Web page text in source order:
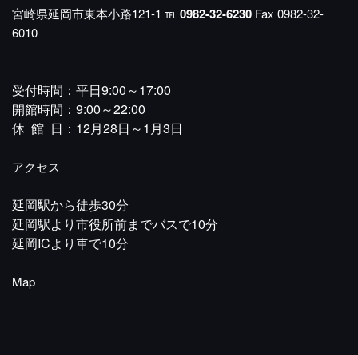
宮崎県延岡市東本小路121-1 ℡0982-32-6230 Fax 0982-32-
6010
受付時間：平日9:00～17:00
開館時間：9:00～22:00
休 館 日：12月28日～1月3日
アクセス
延岡駅から徒歩30分
延岡駅より市役所前までバスで10分
延岡ICより車で10分
Map